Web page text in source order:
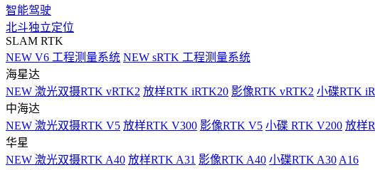
智能驾驶
北斗独立定位
SLAM RTK
NEW V6 工程测量系统 NEW sRTK 工程测量系统
海星达
NEW 激光双摄RTK vRTK2 放样RTK iRTK20 影像RTK vRTK2 小碟RTK
中海达
NEW 激光双摄RTK V5 放样RTK V300 影像RTK V5 小碟 RTK V200 放样
华星
NEW 激光双摄RTK A40 放样RTK A31 影像RTK A40 小碟RTK A30 A16